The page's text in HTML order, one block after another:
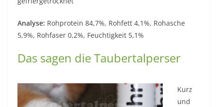
Analyse: Rohprotein 84,7%, Rohfett 4,1%, Rohasche
5,9%, Rohfaser 0,2%, Feuchtigkeit 5,1%
Das sagen die Taubertalperser
Kurz
und